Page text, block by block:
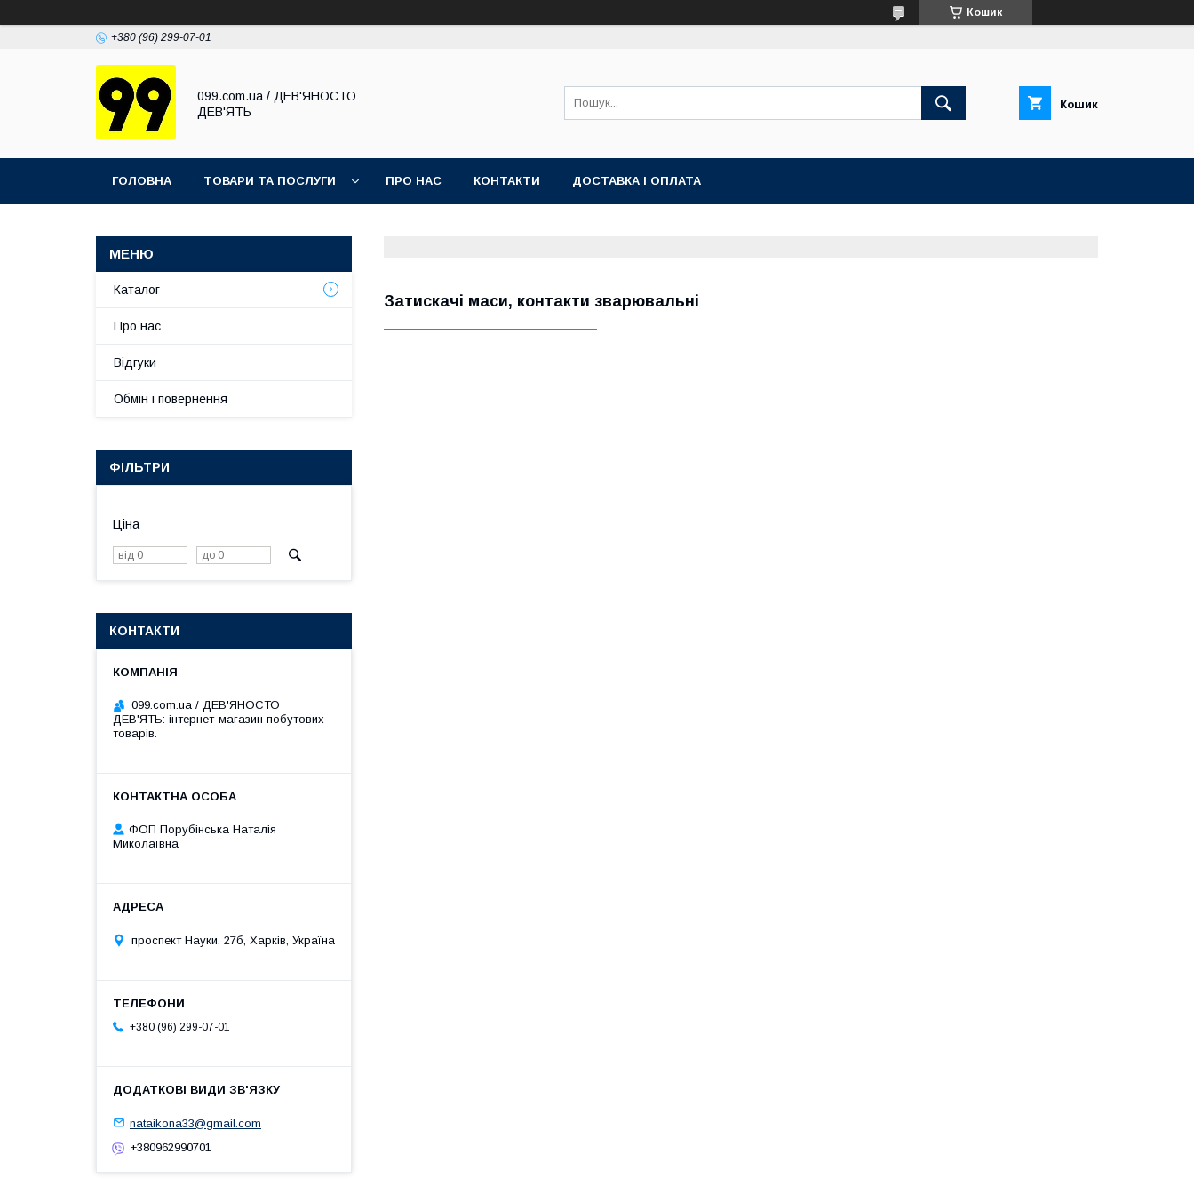
Кошик
+380 (96) 299-07-01
099.com.ua / ДЕВ'ЯНОСТО
ДЕВ'ЯТЬ
Кошик
ГОЛОВНА ТОВАРИ ТА ПОСЛУГИ ПРО НАС КОНТАКТИ ДОСТАВКА І ОПЛАТА
Затискачі маси, контакти зварювальні
Каталог
Про нас
Відгуки
Обмін і повернення
ФІЛЬТРИ
Ціна
КОНТАКТИ
099.com.ua / ДЕВ'ЯНОСТО
ДЕВ'ЯТЬ: інтернет-магазин побутових
товарів.
ФОП Порубінська Наталія
Миколаївна
проспект Науки, 27б, Харків, Україна
+380 (96) 299-07-01
nataikona33@gmail.com
+380962990701